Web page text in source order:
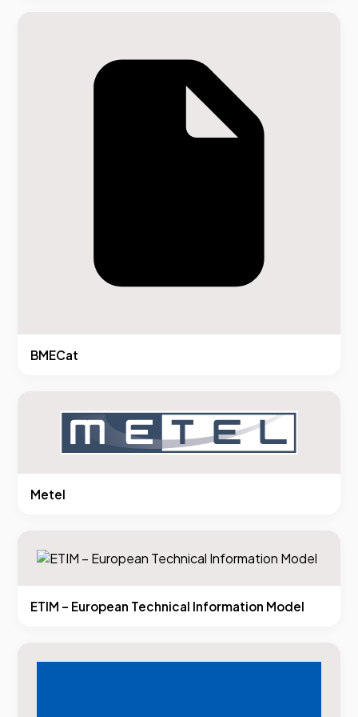
BMECat
Metel
ETIM – European Technical Information Model